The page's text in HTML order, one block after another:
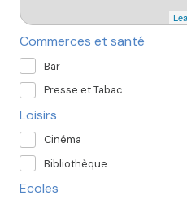
Commerces et santé
Bar
Presse et Tabac
Loisirs
Cinéma
Bibliothèque
Ecoles